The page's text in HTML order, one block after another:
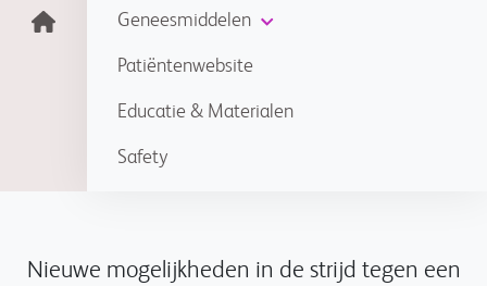
Geneesmiddelen
Patiëntenwebsite
Educatie & Materialen
Safety
Nieuwe mogelijkheden in de strijd tegen een